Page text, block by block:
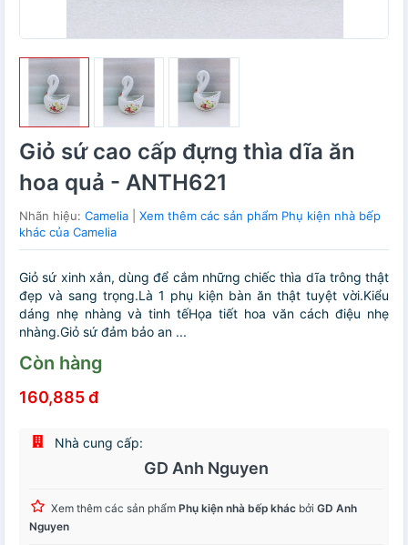
Giỏ sứ cao cấp đựng thìa dĩa ăn
hoa quả - ANTH621
Nhãn hiệu: Camelia
Xem thêm các sản phẩm Phụ kiện nhà bếp
khác của Camelia
Giỏ sứ xinh xắn, dùng để cắm những chiếc thìa dĩa trông thật
đẹp và sang trọng.Là 1 phụ kiện bàn ăn thật tuyệt vời.Kiểu
dáng nhẹ nhàng và tinh tếHọa tiết hoa văn cách điệu nhẹ
nhàng.Giỏ sứ đảm bảo an ...
Còn hàng
160,885 đ
Nhà cung cấp:
GD Anh Nguyen
Xem thêm các sản phẩm Phụ kiện nhà bếp khác bởi GD Anh
Nguyen